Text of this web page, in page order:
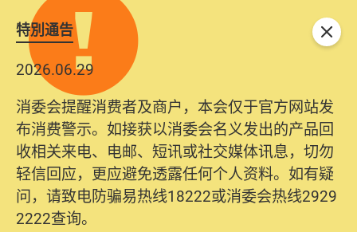
特別通告
2026.06.29
消委会提醒消费者及商户，本会仅于官方网站发
布消费警示。如接获以消委会名义发出的产品回
收相关来电、电邮、短讯或社交媒体讯息，切勿
轻信回应，更应避免透露任何个人资料。如有疑
问，请致电防骗易热线18222或消委会热线2929
2222查询。
关闭